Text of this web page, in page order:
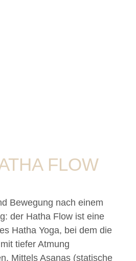
FLOW
Bewegung nach einem
der Hatha Flow ist eine
Hatha Yoga, bei dem die
tiefer Atmung
Mittels Asanas (statische